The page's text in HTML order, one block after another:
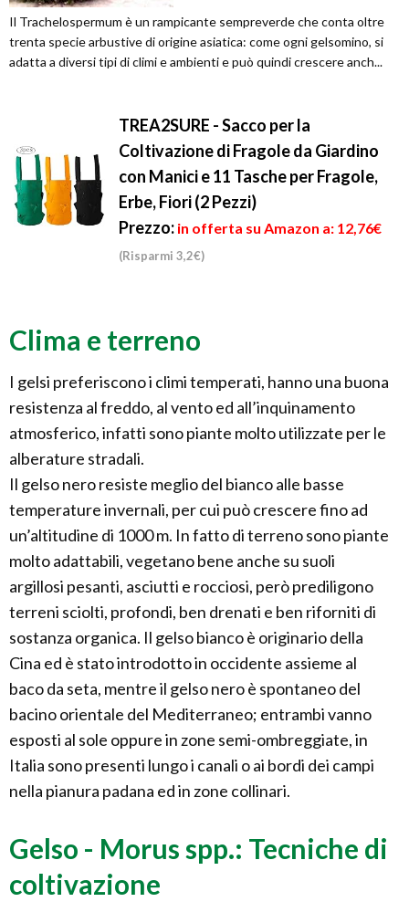
Il Trachelospermum è un rampicante sempreverde che conta oltre
trenta specie arbustive di origine asiatica: come ogni gelsomino, si
adatta a diversi tipi di climi e ambienti e può quindi crescere anch...
TREA2SURE - Sacco per la
Coltivazione di Fragole da Giardino
con Manici e 11 Tasche per Fragole,
Erbe, Fiori (2 Pezzi)
Prezzo: in offerta su Amazon a: 12,76€
(Risparmi 3,2€)
Clima e terreno
I gelsi preferiscono i climi temperati, hanno una buona
resistenza al freddo, al vento ed all’inquinamento
atmosferico, infatti sono piante molto utilizzate per le
alberature stradali.
Il gelso nero resiste meglio del bianco alle basse
temperature invernali, per cui può crescere fino ad
un’altitudine di 1000 m. In fatto di terreno sono piante
molto adattabili, vegetano bene anche su suoli
argillosi pesanti, asciutti e rocciosi, però prediligono
terreni sciolti, profondi, ben drenati e ben riforniti di
sostanza organica. Il gelso bianco è originario della
Cina ed è stato introdotto in occidente assieme al
baco da seta, mentre il gelso nero è spontaneo del
bacino orientale del Mediterraneo; entrambi vanno
esposti al sole oppure in zone semi-ombreggiate, in
Italia sono presenti lungo i canali o ai bordi dei campi
nella pianura padana ed in zone collinari.
Gelso - Morus spp.: Tecniche di
coltivazione